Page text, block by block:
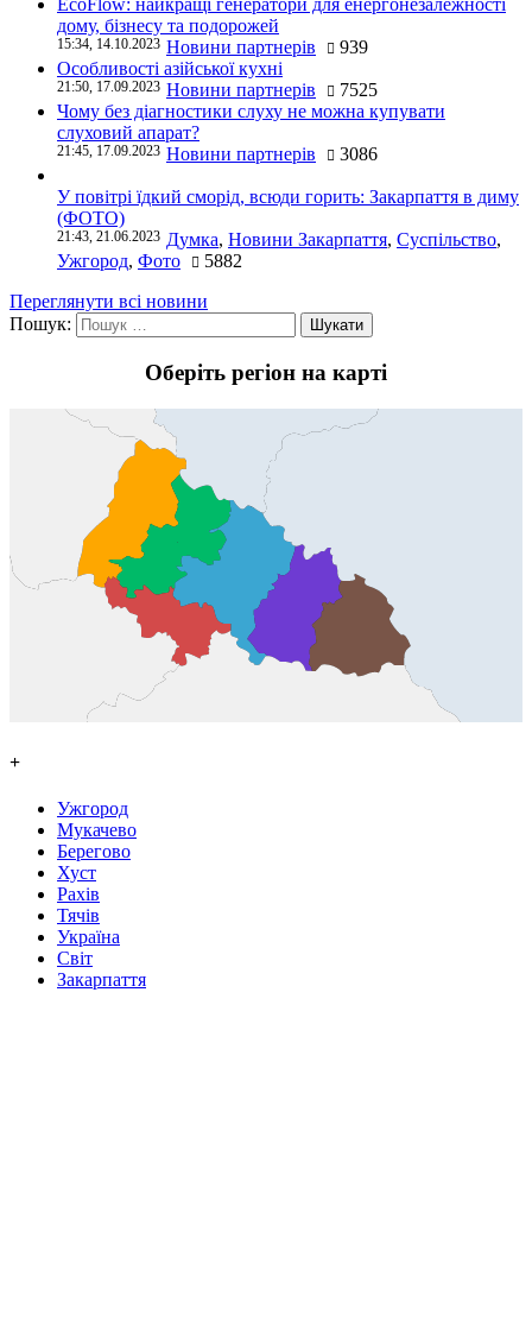
EcoFlow: найкращі генератори для енергонезалежності
дому, бізнесу та подорожей
15:34, 14.10.2023 Новини партнерів
939
Особливості азійської кухні
21:50, 17.09.2023 Новини партнерів
7525
Чому без діагностики слуху не можна купувати
слуховий апарат?
21:45, 17.09.2023 Новини партнерів 3086
У повітрі їдкий сморід, всюди горить: Закарпаття в диму
(ФОТО)
21:43, 21.06.2023 Думка, Новини Закарпаття, Суспільство,
Ужгород, Фото
5882
Переглянути всі новини
Пошук:
Оберіть регіон на карті
+
Ужгород
Мукачево
Берегово
Хуст
Рахів
Тячів
Україна
Світ
Закарпаття